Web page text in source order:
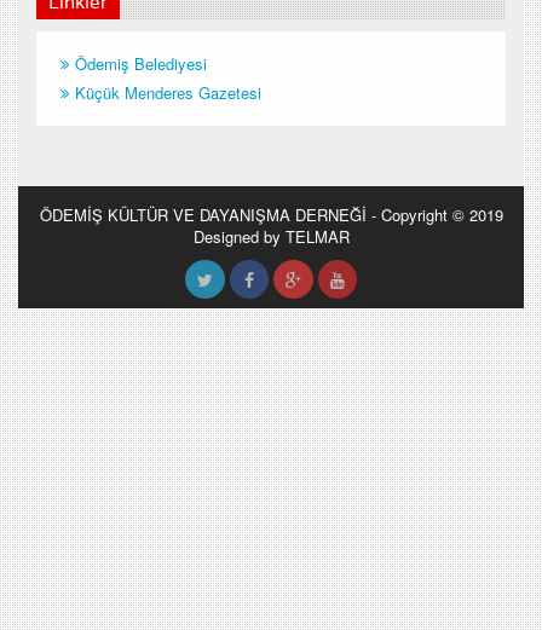
Ödemiş Belediyesi
Küçük Menderes Gazetesi
ÖDEMİŞ KÜLTÜR VE DAYANIŞMA DERNEĞİ - Copyright © 2019
Designed by TELMAR